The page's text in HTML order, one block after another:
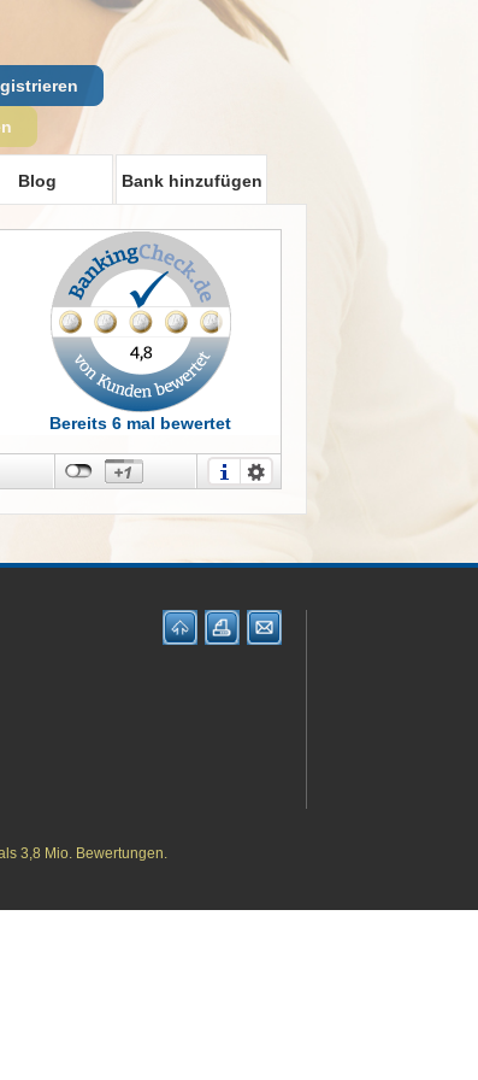
Blog Bank hinzufügen
Bereits 6 mal bewertet
3,8 Mio. Bewertungen.